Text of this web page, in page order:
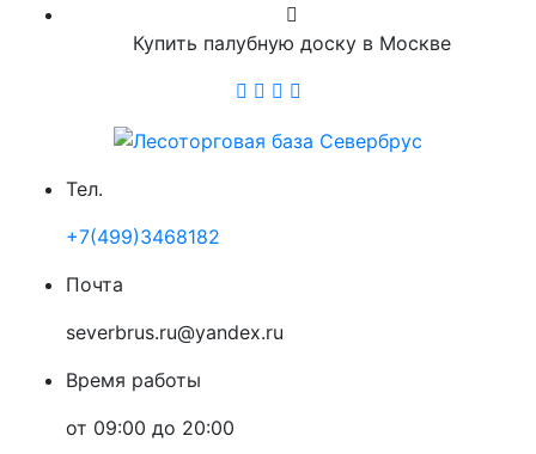
Купить палубную доску в Москве
Тел.
+7(499)3468182
Почта
severbrus.ru@yandex.ru
Время работы
от 09:00 до 20:00